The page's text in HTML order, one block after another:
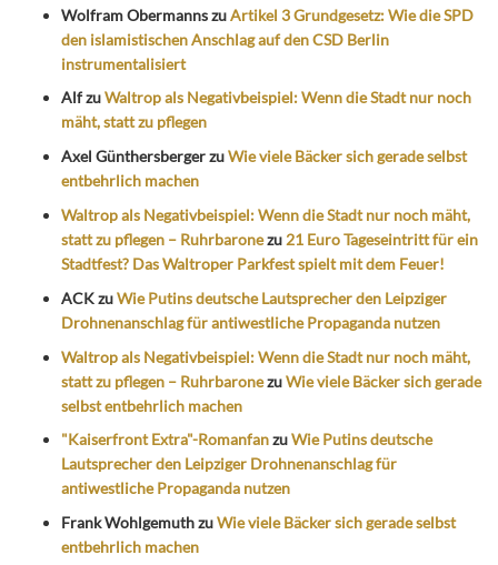
Wolfram ObermannszuArtikel 3 Grundgesetz: Wie die SPD
den islamistischen Anschlag auf den CSD Berlin
instrumentalisiert
AlfzuWaltrop als Negativbeispiel: Wenn die Stadt nur noch
mäht, statt zu pflegen
Axel GünthersbergerzuWie viele Bäcker sich gerade selbst
entbehrlich machen
Waltrop als Negativbeispiel: Wenn die Stadt nur noch mäht,
statt zu pflegen – Ruhrbaronezu 21 Euro Tageseintritt für ein
Stadtfest? Das Waltroper Parkfest spielt mit dem Feuer!
ACKzuWie Putins deutsche Lautsprecher den Leipziger
Drohnenanschlag für antiwestliche Propaganda nutzen
Waltrop als Negativbeispiel: Wenn die Stadt nur noch mäht,
statt zu pflegen – RuhrbaronezuWie viele Bäcker sich gerade
selbst entbehrlich machen
"Kaiserfront Extra"-RomanfanzuWie Putins deutsche
Lautsprecher den Leipziger Drohnenanschlag für
antiwestliche Propaganda nutzen
Frank WohlgemuthzuWie viele Bäcker sich gerade selbst
entbehrlich machen